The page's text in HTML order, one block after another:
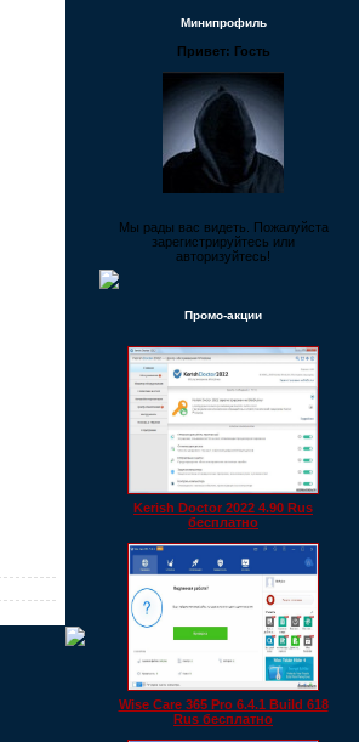
Минипрофиль
Привет: Гость
Мы рады вас видеть. Пожалуйста
зарегистрируйтесь или
авторизуйтесь!
Промо-акции
Kerish Doctor 2022 4.90 Rus
бесплатно
Wise Care 365 Pro 6.4.1 Build 618
Rus бесплатно